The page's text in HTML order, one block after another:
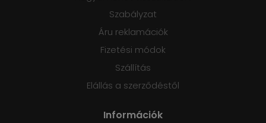
Szabályzat
Áru reklamációk
Fizetési módok
Szállítás
Elállás a szerződéstől
Információk